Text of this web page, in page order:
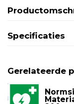
Specificaties
Gerelateerde